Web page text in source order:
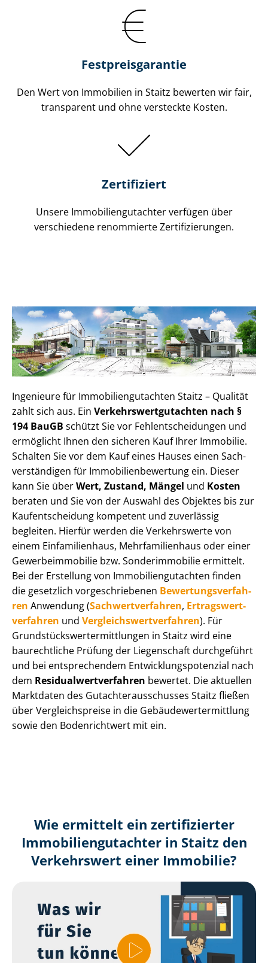
Festpreis​garantie
Den Wert von Immobilien in Staitz bewerten wir fair,
transparent und ohne versteckte Kosten.
Zertifiziert
Unsere Immobilien­gutachter verfügen über
verschiedene renommierte Zer­ti­fi­zie­run­gen.
Ingenieure für Im­mo­bi­li­en­gut­ach­ten Staitz – Qualität
zahlt sich aus. Ein Ver­kehrs­wert­gut­ach­ten nach §
194 BauGB schützt Sie vor Fehl­ent­schei­dun­gen und
ermöglicht Ihnen den sicheren Kauf Ihrer Immobilie.
Schalten Sie vor dem Kauf eines Hauses einen Sach­
ver­stän­di­gen für Im­mo­bi­li­en­be­wer­tung ein. Dieser
kann Sie überWert, Zustand, Mängel und Kosten
beraten und Sie von der Auswahl des Objektes bis zur
Kauf­ent­schei­dung kompetent und zuverlässig
begleiten. Hierfür werden die Verkehrswerte von
einem Einfamilienhaus, Mehr­fa­mi­li­en­haus oder einer
Ge­wer­be­im­mo­bi­lie bzw. Sonderimmobilie ermittelt.
Bei der Erstellung von Im­mo­bi­li­en­gut­ach­ten finden
die gesetzlich vor­ge­schrie­be­nen Be­wer­tungs­ver­fah­
ren Anwendung (Sach­wert­ver­fah­ren, Er­trags­wert­
ver­fah­ren und Ver­gleichs­wert­ver­fah­ren). Für
Grund­stücks­wert­ermitt­lun­gen in Staitz wird eine
baurechtliche Prüfung der Liegenschaft durchgeführt
und bei entsprechendem Ent­wick­lungs­po­ten­zi­al nach
dem Re­si­du­al­wert­ver­fah­ren bewertet. Die aktuellen
Marktdaten des Gut­ach­ter­aus­schus­ses Staitz fließen
über Ver­gleichs­prei­se in die Ge­bäu­de­wert­ermitt­lung
sowie den Bodenrichtwert mit ein.
Wie ermittelt ein zertifizierter
Immobilien­gutachter in Staitz den
Verkehrswert einer Immobilie?